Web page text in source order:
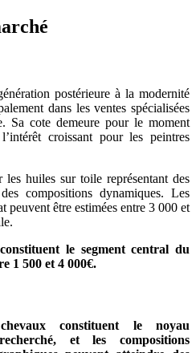
postérieure à la modernité
dans les ventes spécialisées
Sa cote demeure pour le moment
croissant pour les peintres
huiles sur toile représentant des
compositions dynamiques. Les
être estimées entre 3 000 et
le segment central du
1 500 et 4 000€.
constituent le noyau
et les compositions